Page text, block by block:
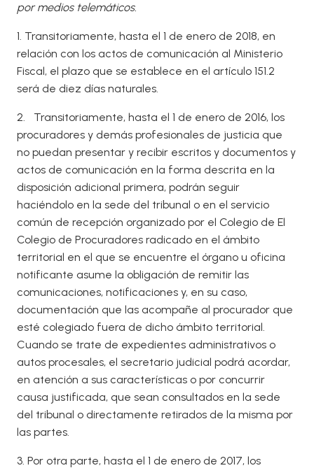
por medios telemáticos.
1. Transitoriamente, hasta el 1 de enero de 2018, en
relación con los actos de comunicación al Ministerio
Fiscal, el plazo que se establece en el artículo 151.2
será de diez días naturales.
2. Transitoriamente, hasta el 1 de enero de 2016, los
procuradores y demás profesionales de justicia que
no puedan presentar y recibir escritos y documentos y
actos de comunicación en la forma descrita en la
disposición adicional primera, podrán seguir
haciéndolo en la sede del tribunal o en el servicio
común de recepción organizado por el Colegio de El
Colegio de Procuradores radicado en el ámbito
territorial en el que se encuentre el órgano u oficina
notificante asume la obligación de remitir las
comunicaciones, notificaciones y, en su caso,
documentación que las acompañe al procurador que
esté colegiado fuera de dicho ámbito territorial.
Cuando se trate de expedientes administrativos o
autos procesales, el secretario judicial podrá acordar,
en atención a sus características o por concurrir
causa justificada, que sean consultados en la sede
del tribunal o directamente retirados de la misma por
las partes.
3. Por otra parte, hasta el 1 de enero de 2017, los